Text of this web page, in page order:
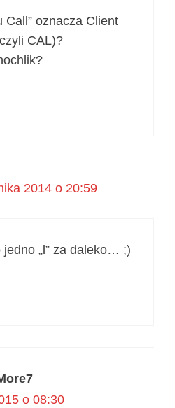
Call” oznacza Client
CAL)?
2014 o 20:59
jedno „l” za daleko… ;)
o 08:30